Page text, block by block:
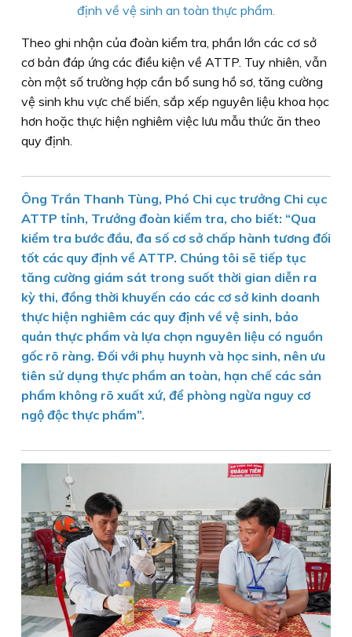
định về vệ sinh an toàn thực phẩm.
Theo ghi nhận của đoàn kiểm tra, phần lớn các cơ sở
cơ bản đáp ứng các điều kiện về ATTP. Tuy nhiên, vẫn
còn một số trường hợp cần bổ sung hồ sơ, tăng cường
vệ sinh khu vực chế biến, sắp xếp nguyên liệu khoa học
hơn hoặc thực hiện nghiêm việc lưu mẫu thức ăn theo
quy định.
Ông Trần Thanh Tùng, Phó Chi cục trưởng Chi cục
ATTP tỉnh, Trưởng đoàn kiểm tra, cho biết: “Qua
kiểm tra bước đầu, đa số cơ sở chấp hành tương đối
tốt các quy định về ATTP. Chúng tôi sẽ tiếp tục
tăng cường giám sát trong suốt thời gian diễn ra
kỳ thi, đồng thời khuyến cáo các cơ sở kinh doanh
thực hiện nghiêm các quy định về vệ sinh, bảo
quản thực phẩm và lựa chọn nguyên liệu có nguồn
gốc rõ ràng. Đối với phụ huynh và học sinh, nên ưu
tiên sử dụng thực phẩm an toàn, hạn chế các sản
phẩm không rõ xuất xứ, để phòng ngừa nguy cơ
ngộ độc thực phẩm”.